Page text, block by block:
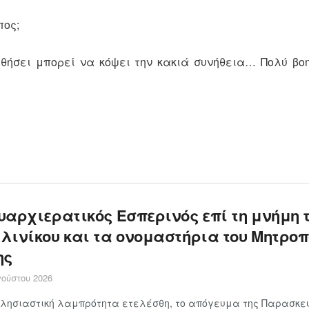
μπορεί να κόψει την κακιά συνήθεια… Πολύ
Εσπερινός επί τη μνήμη
και τα ονομαστήρια του
2026
λαμπρότητα ετελέσθη, το απόγευμα της